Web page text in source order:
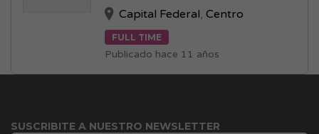
Capital Federal,Centro
FULL TIME
Publicado hace 11 años
SUSCRIBITE A NUESTRO NEWSLETTER